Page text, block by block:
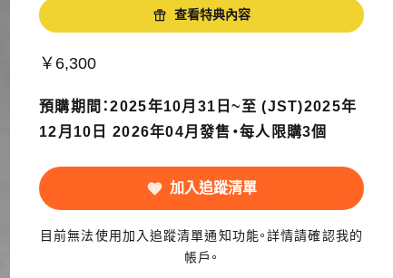
查看特典內容
￥6,300
預購期間：2025年10月31日~至 (JST)2025年
12月10日 2026年04月發售・每人限購3個
加入追蹤清單
目前無法使用加入追蹤清單通知功能。詳情請確認我的
帳戶。